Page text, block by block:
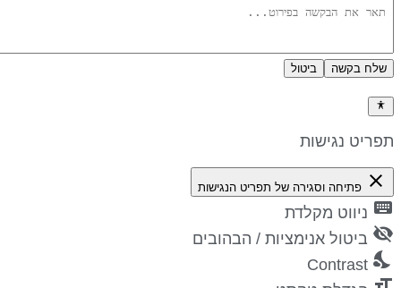
שלח בקשה ביטול
נגישות
close פתיחה וסגירה של תפריט הנגישות
ניווט מקלדת
ביטול אנימציות / הבהובים
Contrast